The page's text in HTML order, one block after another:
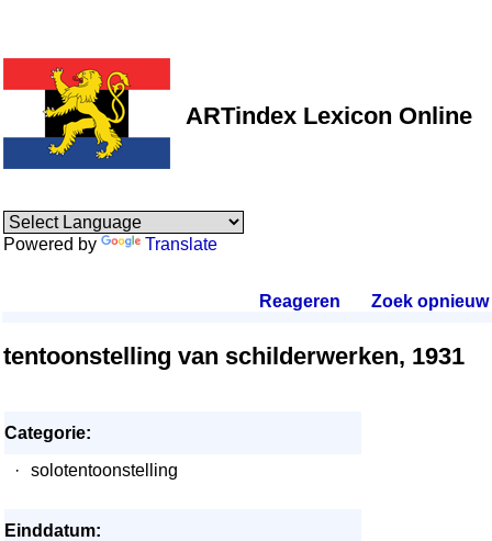
ARTindex Lexicon Online
Powered by Translate
Reageren Zoek opnieuw.
tentoonstelling van schilderwerken, 1931
Categorie:
·
solotentoonstelling
Einddatum: